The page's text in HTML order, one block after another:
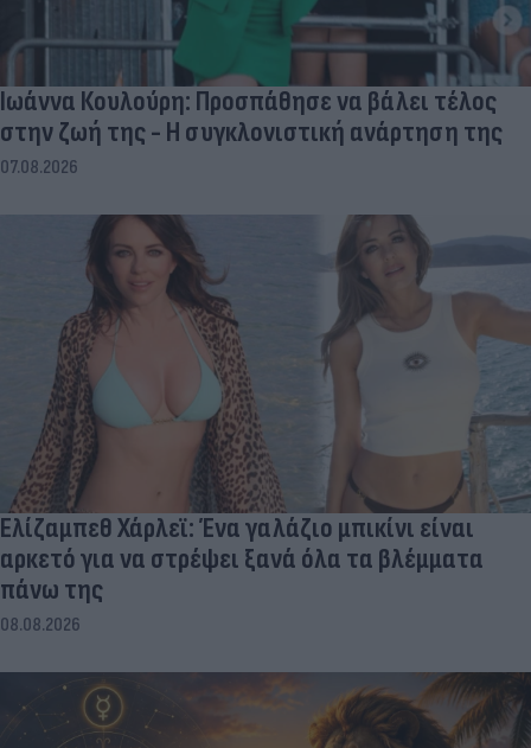
Ιωάννα Κουλούρη: Προσπάθησε να βάλει τέλος
στην ζωή της - Η συγκλονιστική ανάρτηση της
07.08.2026
Ελίζαμπεθ Χάρλεϊ: Ένα γαλάζιο μπικίνι είναι
αρκετό για να στρέψει ξανά όλα τα βλέμματα
πάνω της
08.08.2026